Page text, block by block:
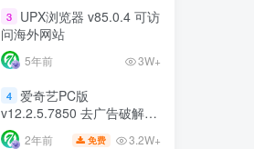
3
UPX浏览器 v85.0.4 可访
问海外网站
5年前 3W+
4 爱奇艺PC版
v12.2.5.7850 去广告破解版
比VIP更VIP
2年前 免费 3.2W+